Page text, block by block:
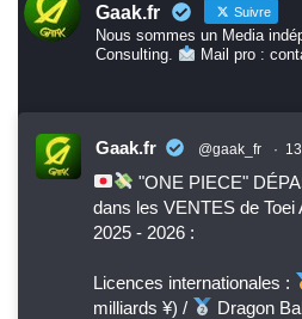
Gaak.fr Suivre
Nous sommes un Media
Consulting.
Mail pro :
Gaak.fr @gaak_fr ·
"ONE PIECE"
dans les VENTES de Toei
2025 - 2026 :
Licences internationales :
milliards ¥) /
Dragon